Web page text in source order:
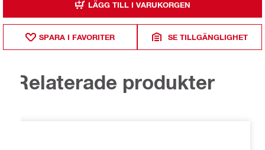
LÄGG TILL I VARUKORGEN
SPARA I FAVORITER SE TILLGÄNGLIGHET
Relaterade produkter